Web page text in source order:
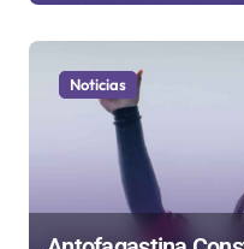
Noticias